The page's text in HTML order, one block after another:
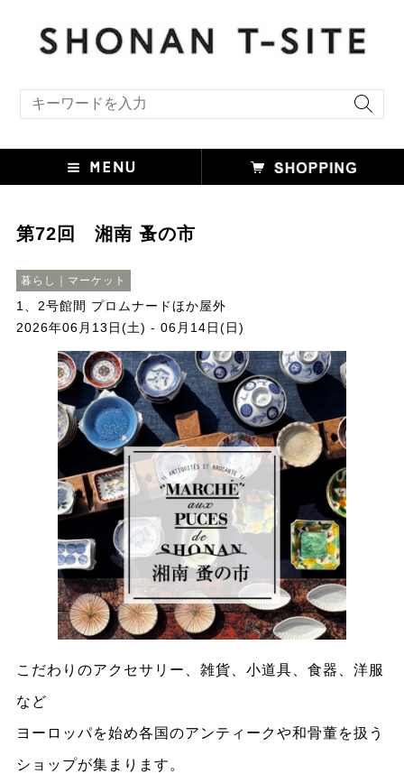
第72回 湘南 蚤の市
暮らし｜マーケット
1、2号館間 プロムナードほか屋外
2026年06月13日(土) - 06月14日(日)
こだわりのアクセサリー、雑貨、小道具、食器、洋服
など
ヨーロッパを始め各国のアンティークや和骨董を扱う
ショップが集まります。